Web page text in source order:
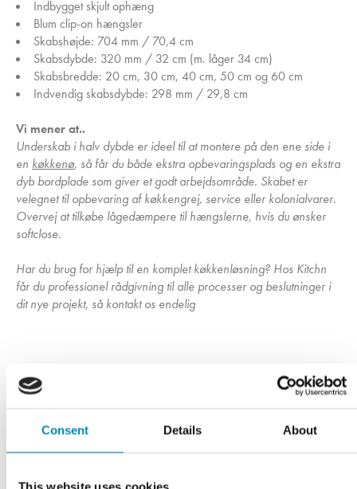
Consent Details About
This website uses cookies
Indbygget skjult ophæng
Blum clip-on hængsler
Skabshøjde: 704 mm / 70,4 cm
Skabsdybde: 320 mm / 32 cm (m. låger 34 cm)
Skabsbredde: 20 cm, 30 cm, 40 cm, 50 cm og 60 cm
Indvendig skabsdybde: 298 mm / 29,8 cm
Vi mener at..
Underskab i halv dybde er ideel til at montere på den ene side i
en køkkenø, så får du både ekstra opbevaringsplads og en ekstra
dyb bordplade som giver et godt arbejdsområde. Skabet er
velegnet til opbevaring af køkkengrej, service eller kolonialvarer.
Overvej at tilkøbe lågedæmpere til hængslerne, hvis du ønsker
softclose.
Har du brug for hjælp til en komplet køkkenløsning? Hos Kitchn
får du professionel rådgivning til alle processer og beslutninger i
dit nye projekt, så kontakt os endelig
Har du husket?